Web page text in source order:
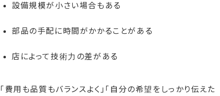
設備規模が小さい場合もある
部品の手配に時間がかかることがある
店によって技術力の差がある
「費用も品質もバランスよく」「自分の希望をしっかり伝えた